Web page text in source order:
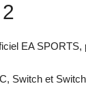
EA
Switch et